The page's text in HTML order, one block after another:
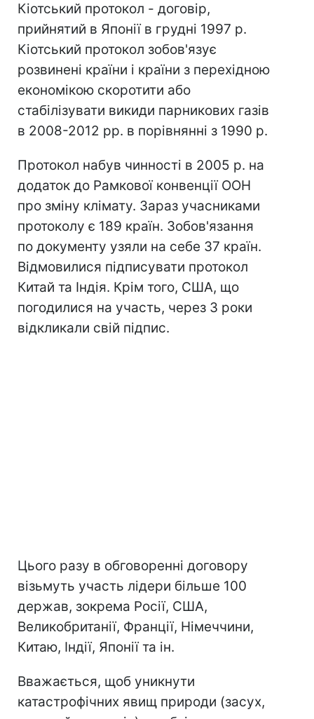
Кіотський протокол - договір,
прийнятий в Японії в грудні 1997 р.
Кіотський протокол зобов'язує
розвинені країни і країни з перехідною
економікою скоротити або
стабілізувати викиди парникових газів
в 2008-2012 рр. в порівнянні з 1990 р.
Протокол набув чинності в 2005 р. на
додаток до Рамкової конвенції ООН
про зміну клімату. Зараз учасниками
протоколу є 189 країн. Зобов'язання
по документу узяли на себе 37 країн.
Відмовилися підписувати протокол
Китай та Індія. Крім того, США, що
погодилися на участь, через 3 роки
відкликали свій підпис.
Цього разу в обговоренні договору
візьмуть участь лідери більше 100
держав, зокрема Росії, США,
Великобританії, Франції, Німеччини,
Китаю, Індії, Японії та ін.
Вважається, щоб уникнути
катастрофічних явищ природи (засух,